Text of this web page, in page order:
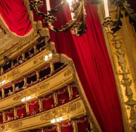
2027
HOTELS